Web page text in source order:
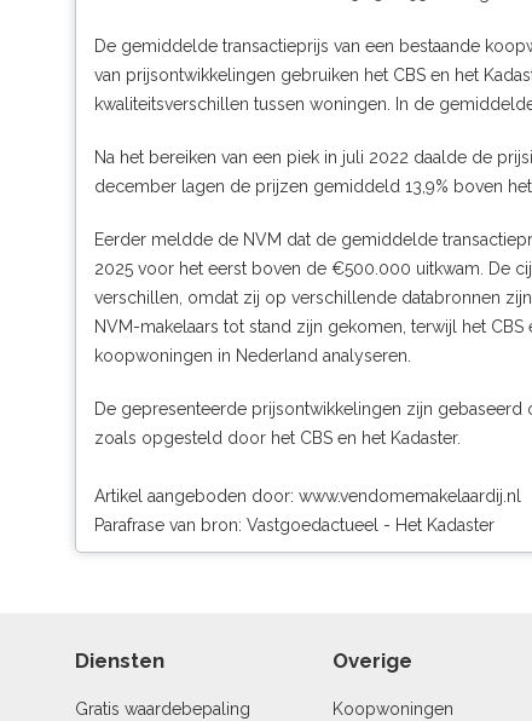
De gemiddelde transactieprijs van een bestaande
van prijsontwikkelingen gebruiken het CBS en het
kwaliteitsverschillen tussen woningen. In de
Na het bereiken van een piek in juli 2022 daalde de
december lagen de prijzen gemiddeld 13,9% boven
Eerder meldde de NVM dat de gemiddelde
2025 voor het eerst boven de €500.000 uitkwam. De
verschillen, omdat zij op verschillende databronnen
NVM-makelaars tot stand zijn gekomen, terwijl het
koopwoningen in Nederland analyseren.
De gepresenteerde prijsontwikkelingen zijn
zoals opgesteld door het CBS en het Kadaster.
Artikel aangeboden door: www.vendomemakelaardij.nl
Parafrase van bron: Vastgoedactueel - Het Kadaster
Diensten
Gratis waardebepaling
Overige
Koopwoningen